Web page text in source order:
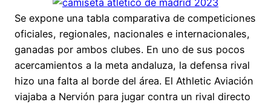
Se expone una tabla comparativa de competiciones
oficiales, regionales, nacionales e internacionales,
ganadas por ambos clubes. En uno de sus pocos
acercamientos a la meta andaluza, la defensa rival
hizo una falta al borde del área. El Athletic Aviación
viajaba a Nervión para jugar contra un rival directo